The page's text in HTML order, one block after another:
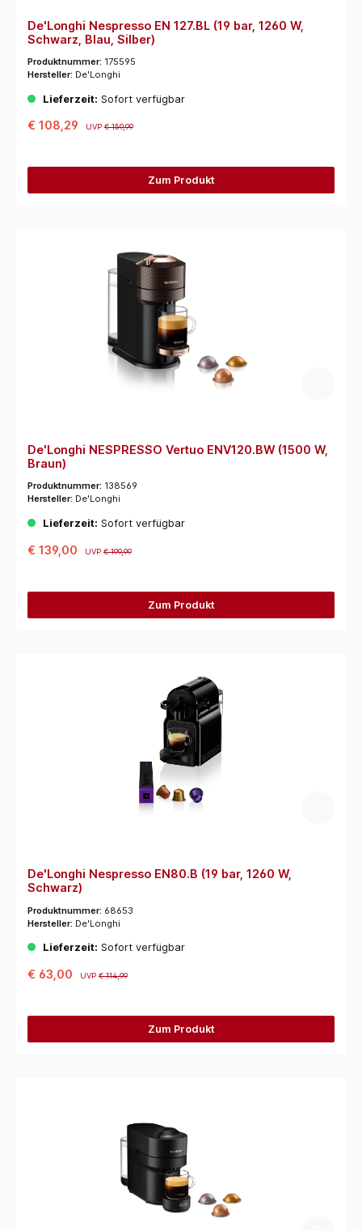
De'Longhi Nespresso EN 127.BL (19 bar, 1260 W,
Schwarz, Blau, Silber)
Produktnummer: 175595
Hersteller: De'Longhi
Lieferzeit: Sofort verfügbar
€ 108,29 UVP€ 159,99
Zum Produkt
De'Longhi NESPRESSO Vertuo ENV120.BW (1500 W,
Braun)
Produktnummer: 138569
Hersteller: De'Longhi
Lieferzeit: Sofort verfügbar
€ 139,00 UVP€ 199,99
Zum Produkt
De'Longhi Nespresso EN80.B (19 bar, 1260 W,
Schwarz)
Produktnummer: 68653
Hersteller: De'Longhi
Lieferzeit: Sofort verfügbar
€ 63,00 UVP€ 114,99
Zum Produkt